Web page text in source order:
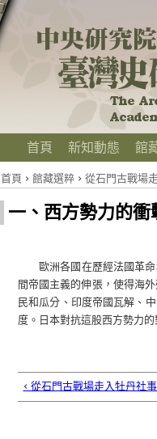
首頁 新知動態 館
首頁 › 館藏選粹› 從石門古戰場
一、西方勢力的衝
歐洲各國在歷經法國革
間帝國主義的伸張，使得海
民和瓜分、印度帝國瓦解、
度。日本對抗這股西方勢力
‹ 從石門古戰場走入牡丹社